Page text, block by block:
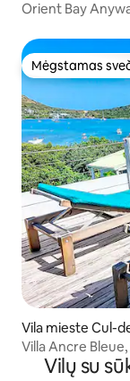
Mėgstamas
Mėgstamas
Vila mieste Cul-
Villa Ancre
Vilų su